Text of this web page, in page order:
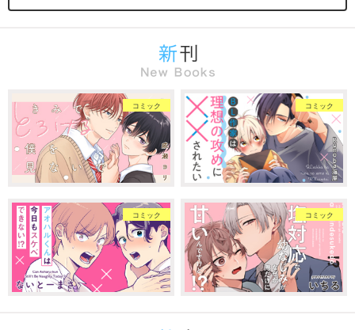
コミック コミック
コミック コミック